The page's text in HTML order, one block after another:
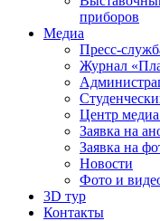
приборов
Медиа
Пресс-
Журнал
Центр
Заявка на
Заявка на
Новости
Фото и
3D тур
Контакты